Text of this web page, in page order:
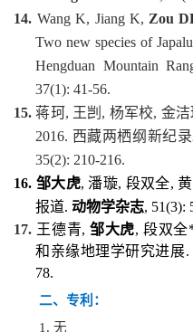
14. Wang K, Jiang K, Zou
Two new species of
Hengduan Mountain
37(1): 41-56.
15. 蒋珂, 王剀 , 杨军校, 金洁
2016. 西藏两栖纲新纪录
35(2): 210-216.
16. 邹大虎, 潘璇, 段双全,
报道. 动物学杂志, 51(3):
17. 王德青,邹大虎, 段双全
和亲缘地理学研究进展.
78.
二、专利：
1. 无